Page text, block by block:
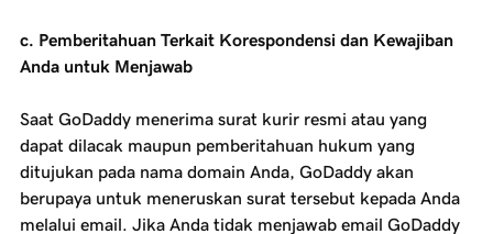
c. Pemberitahuan Terkait Korespondensi dan Kewajiban
Anda untuk Menjawab
Saat GoDaddy menerima surat kurir resmi atau yang
dapat dilacak maupun pemberitahuan hukum yang
ditujukan pada nama domain Anda, GoDaddy akan
berupaya untuk meneruskan surat tersebut kepada Anda
melalui email. Jika Anda tidak menjawab email GoDaddy